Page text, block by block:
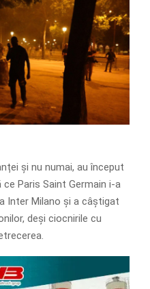
și nu numai, au început
Paris Saint Germain i-a
Inter Milano și a câștigat
deși ciocnirile cu